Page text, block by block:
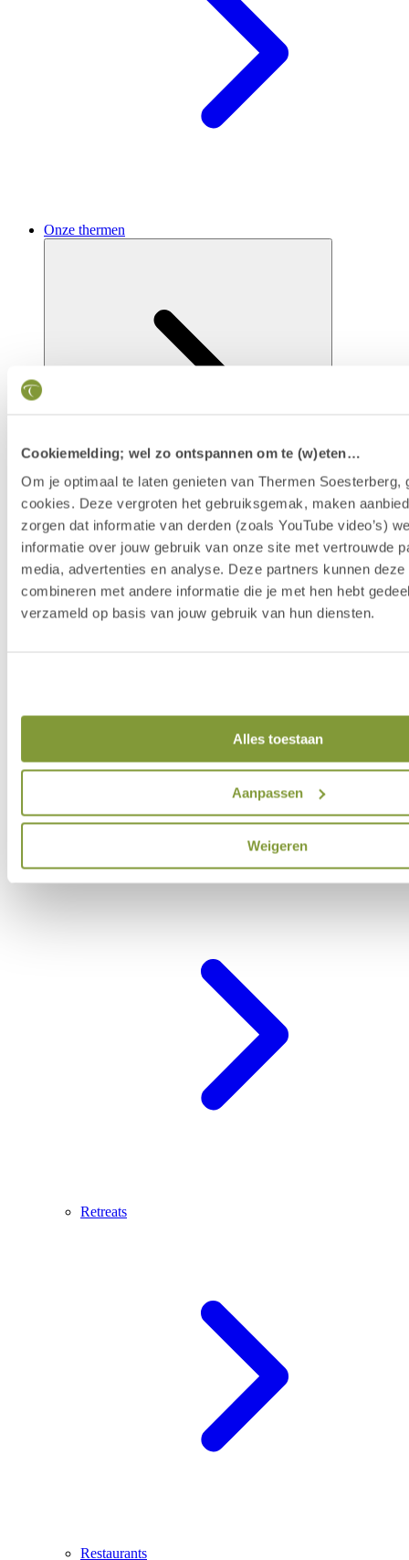
Cookiemelding; wel zo ontspannen om te (w)eten…
Om je optimaal te laten genieten van Thermen Soesterberg,
cookies. Deze vergroten het gebruiksgemak, maken
zorgen dat informatie van derden (zoals YouTube video’s)
informatie over jouw gebruik van onze site met vertrouwde
media, advertenties en analyse. Deze partners kunnen deze
combineren met andere informatie die je met hen hebt
verzameld op basis van jouw gebruik van hun diensten.
Alles toestaan
Aanpassen
Weigeren
Onze thermen
Faciliteiten
Belevenisprogramma
Retreats
Restaurants